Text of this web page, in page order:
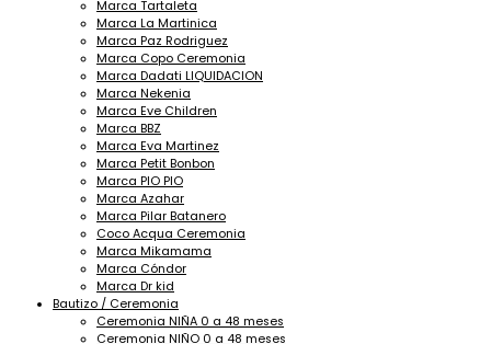
Marca Tartaleta
Marca La Martinica
Marca Paz Rodriguez
Marca Copo Ceremonia
Marca Dadati LIQUIDACION
Marca Nekenia
Marca Eve Children
Marca BBZ
Marca Eva Martinez
Marca Petit Bonbon
Marca PIO PIO
Marca Azahar
Marca Pilar Batanero
Coco Acqua Ceremonia
Marca Mikamama
Marca Cóndor
Marca Dr kid
Bautizo / Ceremonia
Ceremonia NIÑA 0 a 48 meses
Ceremonia NIÑO 0 a 48 meses